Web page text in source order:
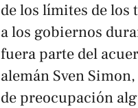
de los límites de los
a los gobiernos
fuera parte del
alemán Sven
de preocupación